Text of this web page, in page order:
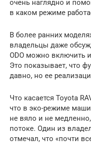
очень наглядно и
в каком режиме
В более ранних
владельцы даже
ODO можно включить
Это показывает, что
давно, но ее
Что касается Toyota
что в эко-режиме
не вяло и не
потоке. Один из
отмечал, что «почти